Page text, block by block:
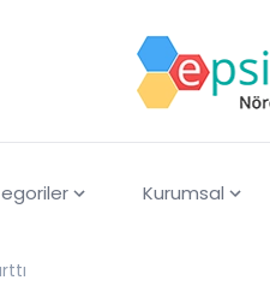
Kurumsal